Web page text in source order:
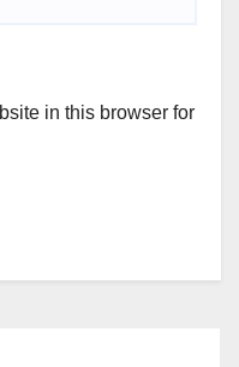
in this browser for